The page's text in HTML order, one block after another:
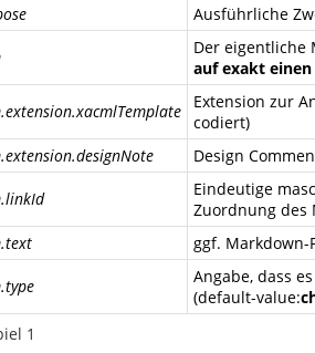
Ausführliche
Der
auf exakt einen
Extension zur
codiert)
Design
Eindeutige
Zuordnung des
ggf.
Angabe, dass
(default-value:
1